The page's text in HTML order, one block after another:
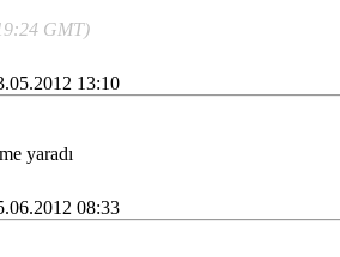
GMT)
13:10
yaradı
08:33